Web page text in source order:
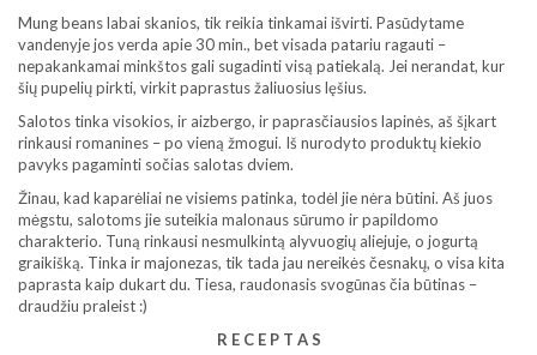
Mung beans labai skanios, tik reikia tinkamai išvirti. Pasūdytame
vandenyje jos verda apie 30 min., bet visada patariu ragauti –
nepakankamai minkštos gali sugadinti visą patiekalą. Jei nerandat, kur
šių pupelių pirkti, virkit paprastus žaliuosius lęšius.
Salotos tinka visokios, ir aizbergo, ir paprasčiausios lapinės, aš šįkart
rinkausi romanines – po vieną žmogui. Iš nurodyto produktų kiekio
pavyks pagaminti sočias salotas dviem.
Žinau, kad kaparėliai ne visiems patinka, todėl jie nėra būtini. Aš juos
mėgstu, salotoms jie suteikia malonaus sūrumo ir papildomo
charakterio. Tuną rinkausi nesmulkintą alyvuogių aliejuje, o jogurtą
graikišką. Tinka ir majonezas, tik tada jau nereikės česnakų, o visa kita
paprasta kaip dukart du. Tiesa, raudonasis svogūnas čia būtinas –
draudžiu praleist :)
R E C E P T A S